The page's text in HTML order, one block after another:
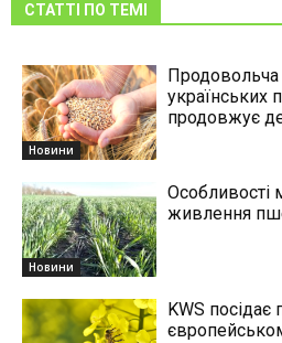
СТАТТІ ПО ТЕМІ
Новини
українських
продовжує
Новини
Особливості
живлення
KWS посідає